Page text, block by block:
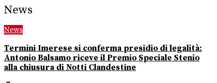
News
News
Termini Imerese si conferma presidio di legalità:
Antonio Balsamo riceve il Premio Speciale Stenio
alla chiusura di Notti Clandestine